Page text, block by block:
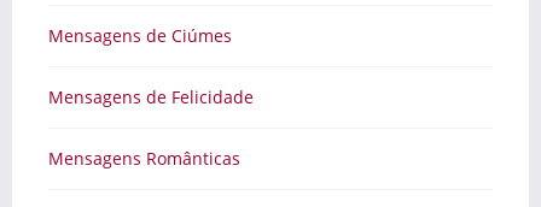
Mensagens de Ciúmes
Mensagens de Felicidade
Mensagens Românticas